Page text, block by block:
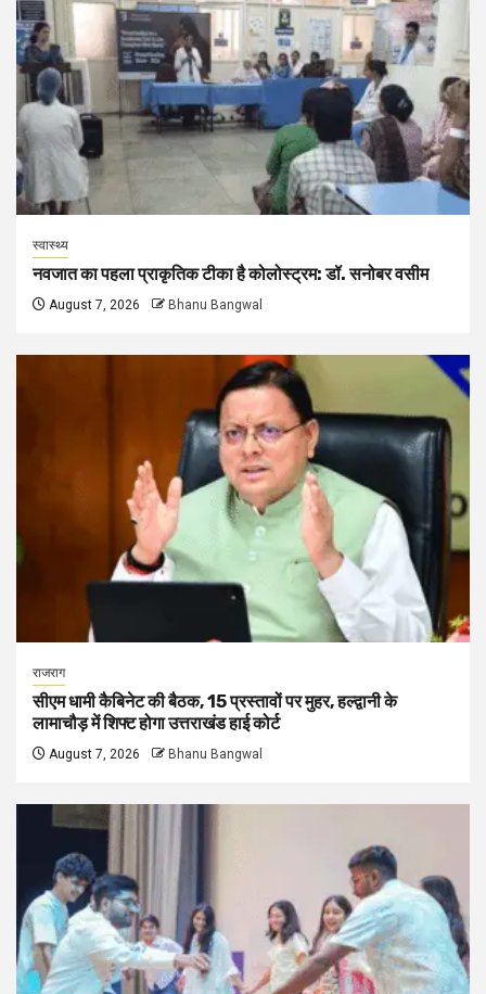
स्वास्थ्य
नवजात का पहला प्राकृतिक टीका है कोलोस्ट्रम: डॉ. सनोबर वसीम
August 7, 2026 Bhanu Bangwal
राजराग
सीएम धामी कैबिनेट की बैठक, 15 प्रस्तावों पर मुहर, हल्द्वानी के
लामाचौड़ में शिफ्ट होगा उत्तराखंड हाई कोर्ट
August 7, 2026 Bhanu Bangwal